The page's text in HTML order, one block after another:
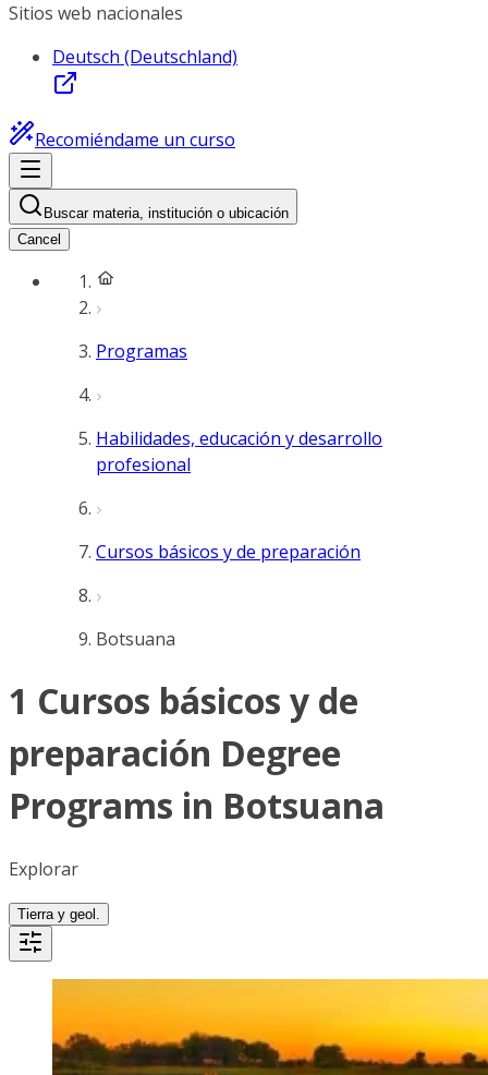
Sitios web nacionales
Deutsch (Deutschland)
Recomiéndame un curso
Buscar materia, institución o ubicación
Cancel
Programas
Habilidades, educación y desarrollo
profesional
Cursos básicos y de preparación
Botsuana
1 Cursos básicos y de
preparación Degree
Programs in Botsuana
Explorar
Tierra y geol.